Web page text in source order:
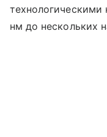
нм до нескольких